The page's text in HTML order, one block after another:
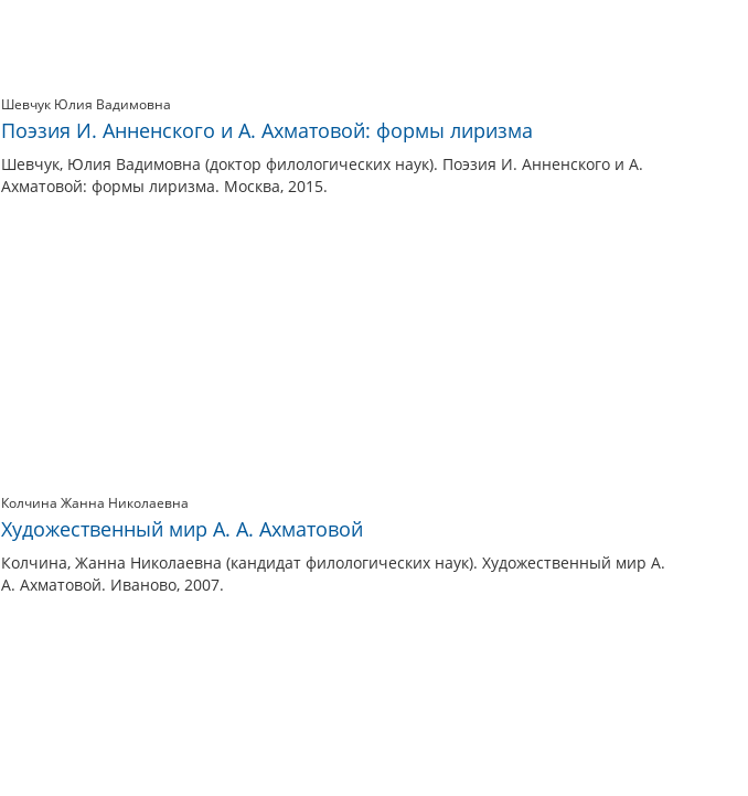
Шевчук Юлия Вадимовна
Поэзия И. Анненского и А. Ахматовой: формы лиризма
Шевчук, Юлия Вадимовна (доктор филологических наук). Поэзия И. Анненского и А.
Ахматовой: формы лиризма. Москва, 2015.
Колчина Жанна Николаевна
Художественный мир А. А. Ахматовой
Колчина, Жанна Николаевна (кандидат филологических наук). Художественный мир А.
А. Ахматовой. Иваново, 2007.